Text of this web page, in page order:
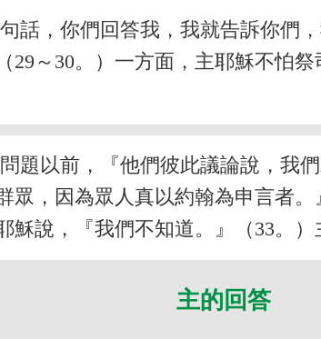
話，你們回答我，我就告訴你們
29～30。）一方面，主耶穌不怕
題以前，『他們彼此議論說，我
眾，因為眾人真以約翰為申言者
說，『我們不知道。』（33。
主的回答